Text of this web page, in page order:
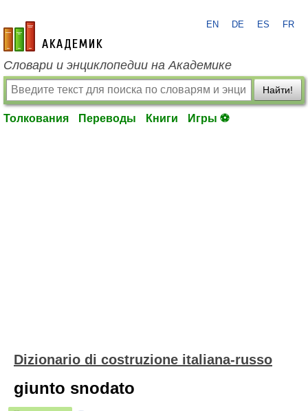
academic.ru
EN DE ES FR
Словари и энциклопедии на Академике
Найти!
Толкования Переводы Книги Игры ⚽
Dizionario di costruzione italiana-russo
giunto snodato